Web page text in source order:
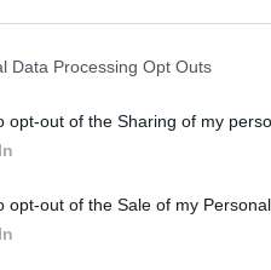
Data Processing Opt Outs
opt-out of the Sharing of my
opt-out of the Sale of my Personal
(las que hacen
de alcohol cuando
moderadas.
antes de los
candidato De la